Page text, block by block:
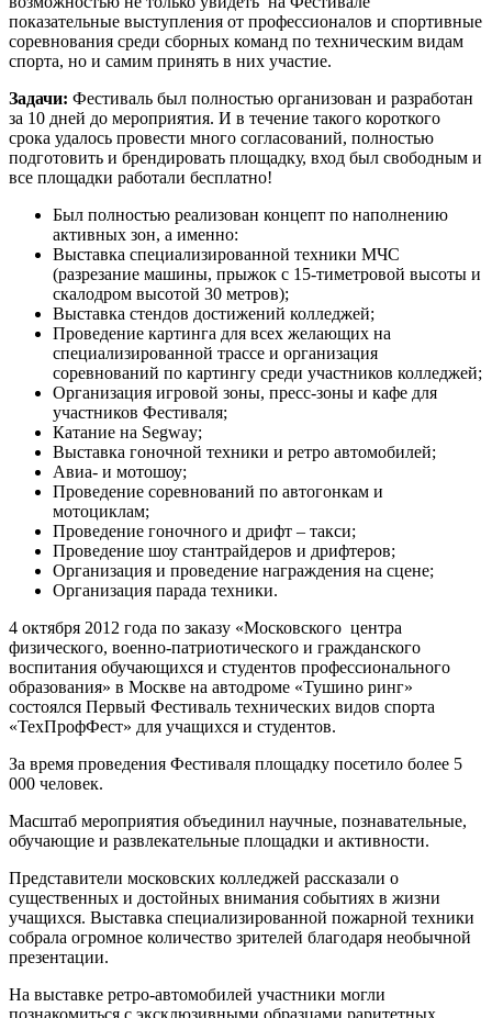
показательные выступления от профессионалов и спортивные
соревнования среди сборных команд по техническим видам
спорта, но и самим принять в них участие.
Задачи: Фестиваль был полностью организован и разработан
за 10 дней до мероприятия. И в течение такого короткого
срока удалось провести много согласований, полностью
подготовить и брендировать площадку, вход был свободным и
все площадки работали бесплатно!
Был полностью реализован концепт по наполнению
активных зон, а именно:
Выставка специализированной техники МЧС
(разрезание машины, прыжок с 15-тиметровой высоты и
скалодром высотой 30 метров);
Выставка стендов достижений колледжей;
Проведение картинга для всех желающих на
специализированной трассе и организация
соревнований по картингу среди участников колледжей;
Организация игровой зоны, пресс-зоны и кафе для
участников Фестиваля;
Катание на Segway;
Выставка гоночной техники и ретро автомобилей;
Авиа- и мотошоу;
Проведение соревнований по автогонкам и
мотоциклам;
Проведение гоночного и дрифт – такси;
Проведение шоу стантрайдеров и дрифтеров;
Организация и проведение награждения на сцене;
Организация парада техники.
4 октября 2012 года по заказу «Московского центра
физического, военно-патриотического и гражданского
воспитания обучающихся и студентов профессионального
образования» в Москве на автодроме «Тушино ринг»
состоялся Первый Фестиваль технических видов спорта
«ТехПрофФест» для учащихся и студентов.
За время проведения Фестиваля площадку посетило более 5
000 человек.
Масштаб мероприятия объединил научные, познавательные,
обучающие и развлекательные площадки и активности.
Представители московских колледжей рассказали о
существенных и достойных внимания событиях в жизни
учащихся. Выставка специализированной пожарной техники
собрала огромное количество зрителей благодаря необычной
презентации.
На выставке ретро-автомобилей участники могли